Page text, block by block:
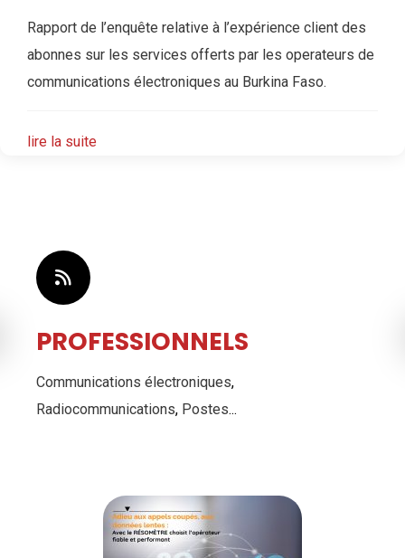
Rapport de l’enquête relative à l’expérience client des
abonnes sur les services offerts par les operateurs de
communications électroniques au Burkina Faso.
lire la suite
PROFESSIONNELS
Communications électroniques,
Radiocommunications, Postes...